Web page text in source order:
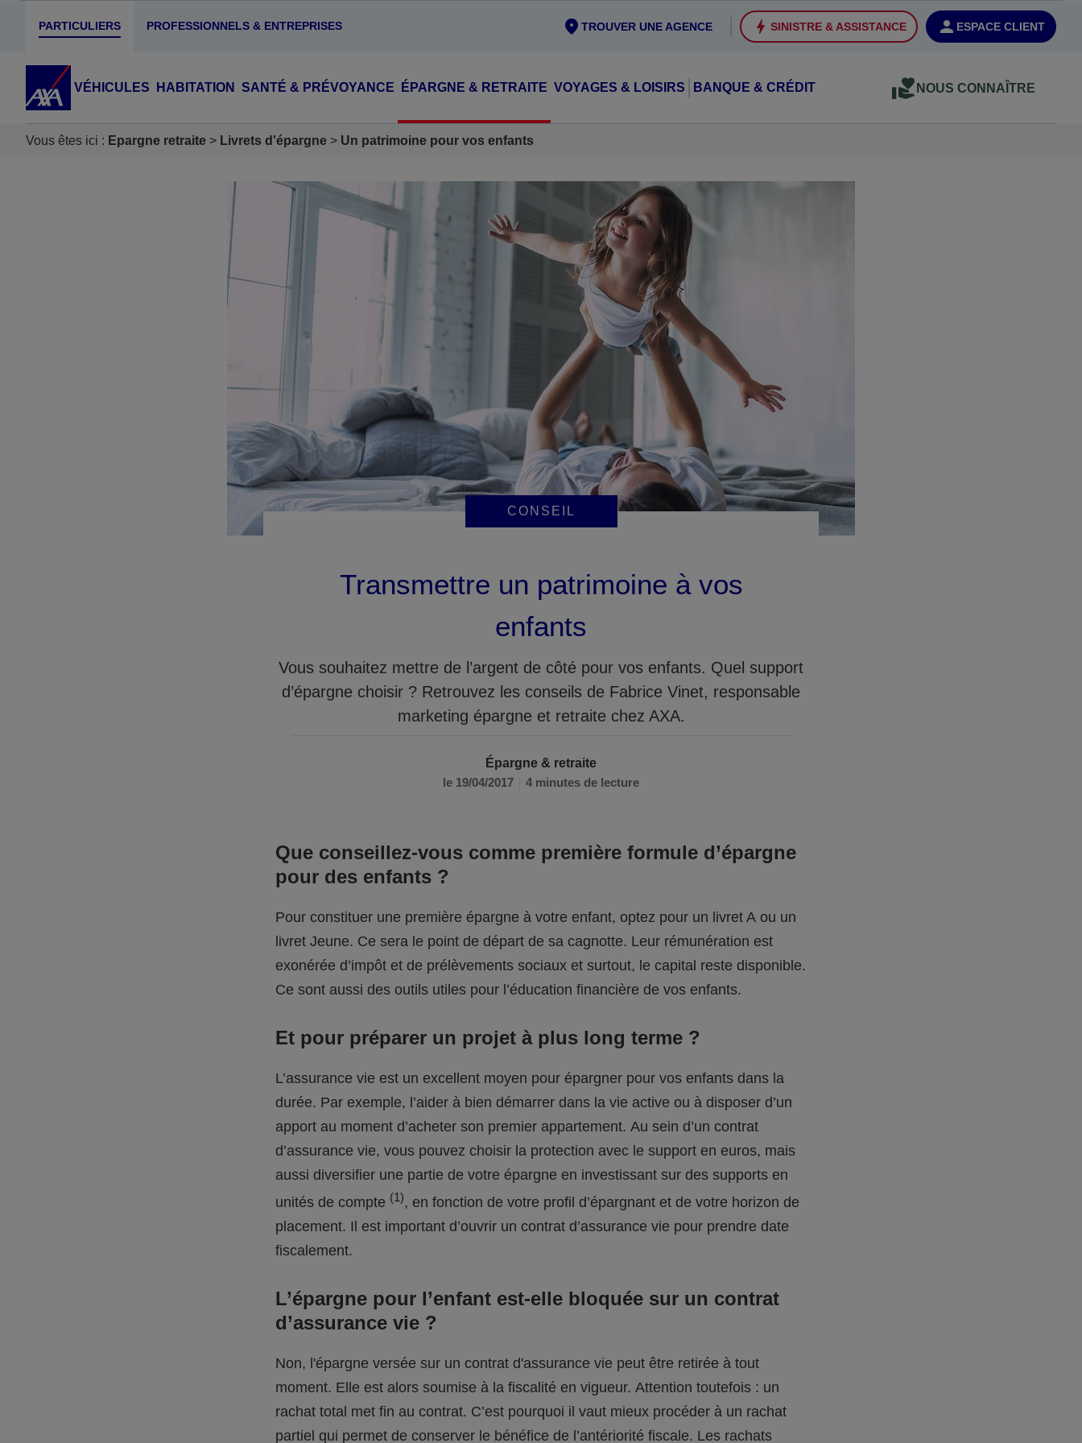
PARTICULIERS PROFESSIONNELS & ENTREPRISES ESPACE CLIENT
SINISTRE & ASSISTANCE
TROUVER UNE AGENCE
VÉHICULES HABITATION SANTÉ & PRÉVOYANCE ÉPARGNE & RETRAITE VOYAGES & LOISIRS BANQUE & CRÉDIT NOUS CONNAÎTRE
Vous êtes ici : Epargne retraite Livrets d'épargne Un patrimoine pour vos enfants
CONSEIL
Épargne & retraite
le 19/04/2017
4 minutes de lecture
Transmettre un patrimoine à vos
enfants
Vous souhaitez mettre de l’argent de côté pour vos enfants. Quel support
d’épargne choisir ? Retrouvez les conseils de Fabrice Vinet, responsable
marketing épargne et retraite chez AXA.
Que conseillez-vous comme première formule d’épargne
pour des enfants ?
Pour constituer une première épargne à votre enfant, optez pour un livret A ou un
livret Jeune. Ce sera le point de départ de sa cagnotte. Leur rémunération est
exonérée d’impôt et de prélèvements sociaux et surtout, le capital reste disponible.
Ce sont aussi des outils utiles pour l’éducation financière de vos enfants.
Et pour préparer un projet à plus long terme ?
L’assurance vie est un excellent moyen pour épargner pour vos enfants dans la
durée. Par exemple, l’aider à bien démarrer dans la vie active ou à disposer d’un
apport au moment d’acheter son premier appartement. Au sein d’un contrat
d’assurance vie, vous pouvez choisir la protection avec le support en euros, mais
aussi diversifier une partie de votre épargne en investissant sur des supports en
unités de compte (1), en fonction de votre profil d’épargnant et de votre horizon de
placement. Il est important d’ouvrir un contrat d’assurance vie pour prendre date
fiscalement.
L’épargne pour l’enfant est-elle bloquée sur un contrat
d’assurance vie ?
Non, l'épargne versée sur un contrat d'assurance vie peut être retirée à tout
moment. Elle est alors soumise à la fiscalité en vigueur. Attention toutefois : un
rachat total met fin au contrat. C’est pourquoi il vaut mieux procéder à un rachat
partiel qui permet de conserver le bénéfice de l’antériorité fiscale. Les rachats